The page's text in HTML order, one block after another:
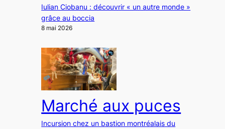
Iulian Ciobanu : découvrir « un autre monde »
grâce au boccia
8 mai 2026
Marché aux puces
Incursion chez un bastion montréalais du